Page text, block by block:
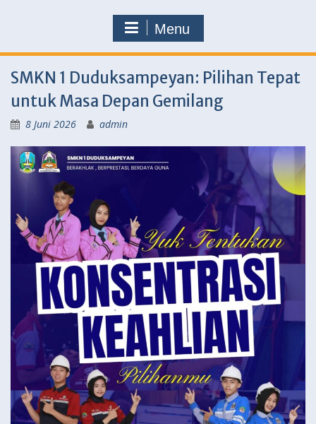
Menu
SMKN 1 Duduksampeyan: Pilihan Tepat
untuk Masa Depan Gemilang
8 Juni 2026 admin